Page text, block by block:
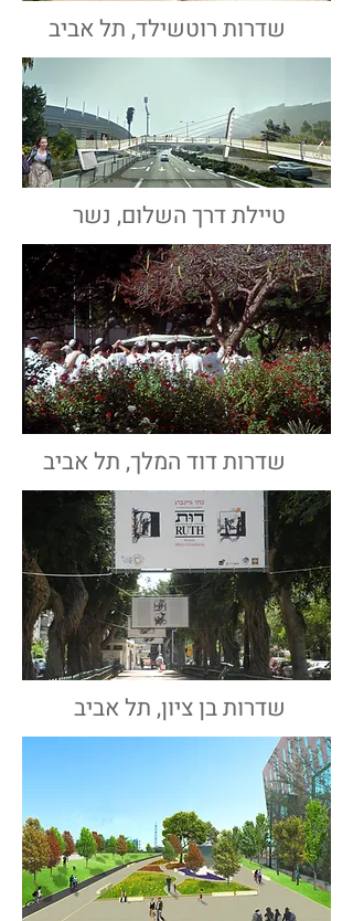
שדרות רוטשילד, תל אביב
טיילת דרך השלום, נשר
שדרות דוד המלך, תל אביב
שדרות בן ציון, תל אביב